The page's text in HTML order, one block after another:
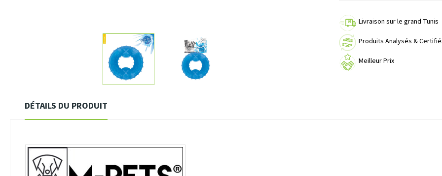
Livraison sur le grand Tunis
Produits Analysés &
Meilleur Prix
DÉTAILS DU PRODUIT